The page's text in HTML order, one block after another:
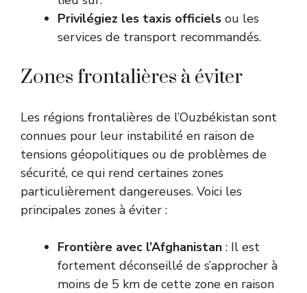
Privilégiez les taxis officiels ou les
services de transport recommandés.
Zones frontalières à éviter
Les régions frontalières de l’Ouzbékistan sont
connues pour leur instabilité en raison de
tensions géopolitiques ou de problèmes de
sécurité, ce qui rend certaines zones
particulièrement dangereuses. Voici les
principales zones à éviter :
Frontière avec l’Afghanistan : Il est
fortement déconseillé de s’approcher à
moins de 5 km de cette zone en raison